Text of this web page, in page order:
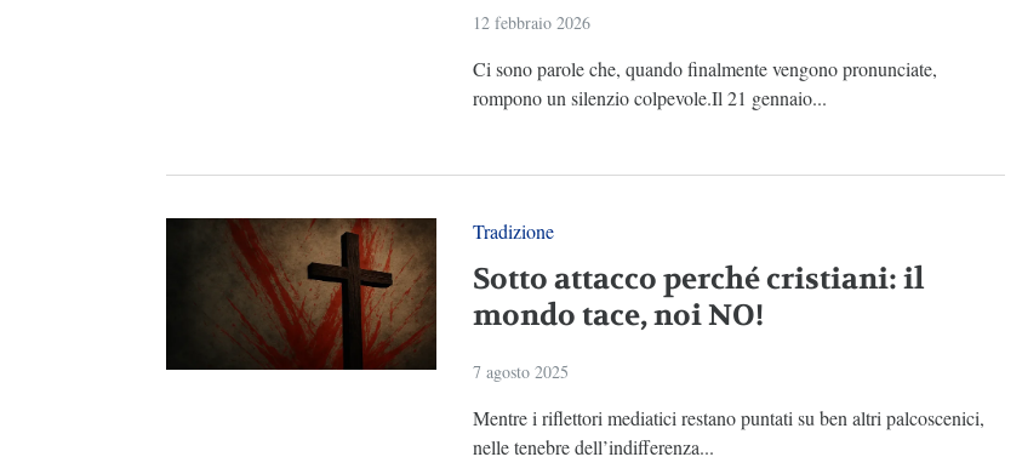
12 febbraio 2026
Ci sono parole che, quando finalmente vengono pronunciate,
rompono un silenzio colpevole.Il 21 gennaio...
Tradizione
Sotto attacco perché cristiani: il
mondo tace, noi NO!
7 agosto 2025
Mentre i riflettori mediatici restano puntati su ben altri palcoscenici,
nelle tenebre dell’indifferenza...